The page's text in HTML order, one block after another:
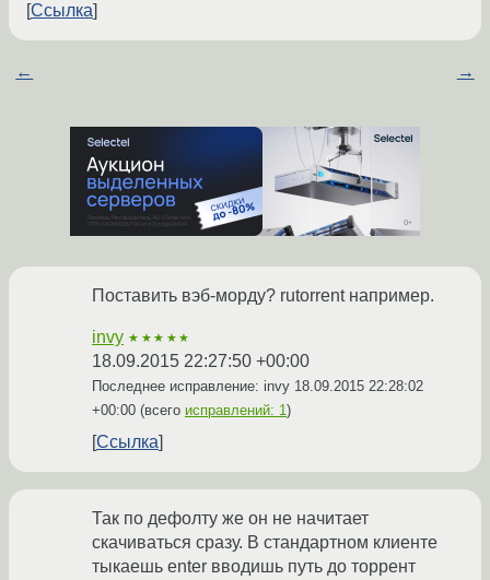
Ссылка
← →
Поставить вэб-морду? rutorrent например.
invy ★★★★★
18.09.2015 22:27:50 +00:00
Последнее исправление: invy 18.09.2015 22:28:02
+00:00 (всего исправлений: 1)
Ссылка
Так по дефолту же он не начитает
скачиваться сразу. В стандартном клиенте
тыкаешь enter вводишь путь до торрент